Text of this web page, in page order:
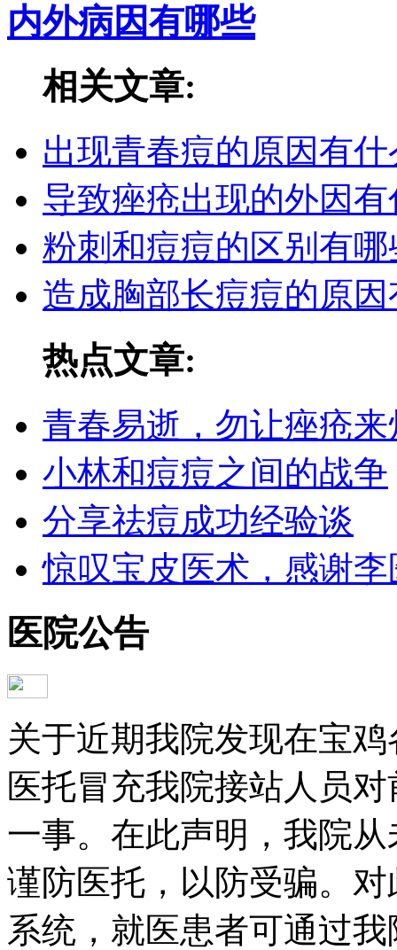
内外病因有哪些
相关文章:
出现青春痘的原因有什
导致痤疮出现的外因有
粉刺和痘痘的区别有哪
造成胸部长痘痘的原
热点文章:
青春易逝，勿让痤疮来
小林和痘痘之间的战争
分享祛痘成功经验谈
惊叹宝皮医术，感谢
医院公告
关于近期我院发现在宝
医托冒充我院接站人员
一事。在此声明，我院
谨防医托，以防受骗。
系统，就医患者可通过